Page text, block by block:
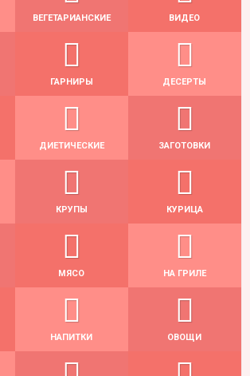
ВЕГЕТАРИАНСКИЕ ВИДЕО
ГАРНИРЫ ДЕСЕРТЫ
ДИЕТИЧЕСКИЕ ЗАГОТОВКИ
КРУПЫ КУРИЦА
МЯСО НА ГРИЛЕ
НАПИТКИ ОВОЩИ